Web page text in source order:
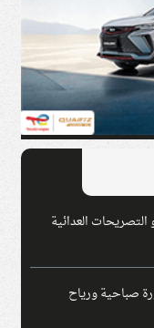
العدائية
6 أغسطس 2026.. شبورة صباحية ورياح